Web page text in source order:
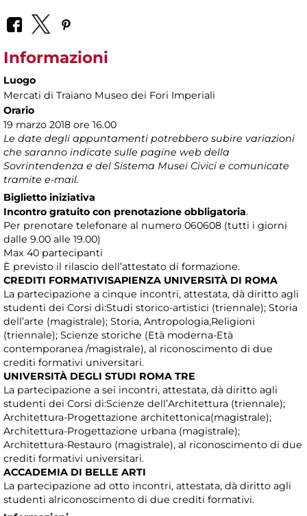
Informazioni
Luogo
Mercati di Traiano Museo dei Fori Imperiali
Orario
19 marzo 2018 ore 16.00
Le date degli appuntamenti potrebbero subire variazioni
che saranno indicate sulle pagine web della
Sovrintendenza e del Sistema Musei Civici e comunicate
tramite e-mail.
Biglietto iniziativa
Incontro gratuito con prenotazione obbligatoria.
Per prenotare telefonare al numero 060608 (tutti i giorni
dalle 9.00 alle 19.00)
Max 40 partecipanti
È previsto il rilascio dell’attestato di formazione.
CREDITI FORMATIVISAPIENZA UNIVERSITÀ DI ROMA
La partecipazione a cinque incontri, attestata, dà diritto agli
studenti dei Corsi di:Studi storico-artistici (triennale); Storia
dell’arte (magistrale); Storia, Antropologia,Religioni
(triennale); Scienze storiche (Età moderna-Età
contemporanea /magistrale), al riconoscimento di due
crediti formativi universitari.
UNIVERSITÀ DEGLI STUDI ROMA TRE
La partecipazione a sei incontri, attestata, dà diritto agli
studenti dei Corsi di:Scienze dell’Architettura (triennale);
Architettura-Progettazione architettonica(magistrale);
Architettura-Progettazione urbana (magistrale);
Architettura-Restauro (magistrale), al riconoscimento di due
crediti formativi universitari.
ACCADEMIA DI BELLE ARTI
La partecipazione ad otto incontri, attestata, dà diritto agli
studenti alriconoscimento di due crediti formativi.